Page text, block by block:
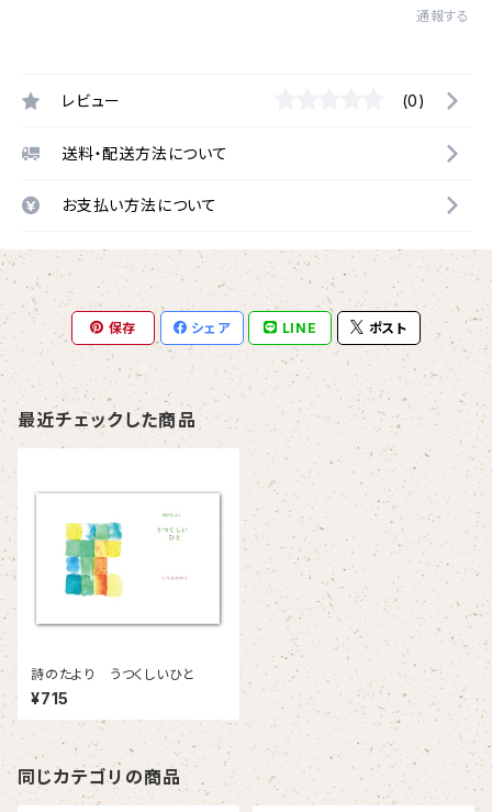
通報する
レビュー (0)
送料・配送方法について
お支払い方法について
保存 シェア LINE ポスト
最近チェックした商品
詩のたより うつくしいひと
¥715
同じカテゴリの商品